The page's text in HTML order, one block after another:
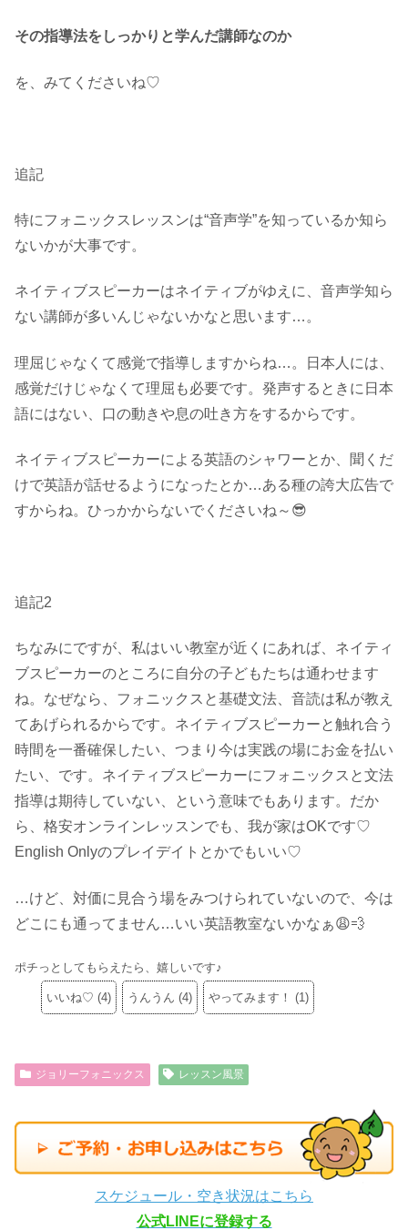
その指導法をしっかりと学んだ講師なのか
を、みてくださいね♡
追記
特にフォニックスレッスンは“音声学”を知っているか知ら
ないかが大事です。
ネイティブスピーカーはネイティブがゆえに、音声学知ら
ない講師が多いんじゃないかなと思います…。
理屈じゃなくて感覚で指導しますからね…。日本人には、
感覚だけじゃなくて理屈も必要です。発声するときに日本
語にはない、口の動きや息の吐き方をするからです。
ネイティブスピーカーによる英語のシャワーとか、聞くだ
けで英語が話せるようになったとか…ある種の誇大広告で
すからね。ひっかからないでくださいね～😎
追記2
ちなみにですが、私はいい教室が近くにあれば、ネイティ
ブスピーカーのところに自分の子どもたちは通わせます
ね。なぜなら、フォニックスと基礎文法、音読は私が教え
てあげられるからです。ネイティブスピーカーと触れ合う
時間を一番確保したい、つまり今は実践の場にお金を払い
たい、です。ネイティブスピーカーにフォニックスと文法
指導は期待していない、という意味でもあります。だか
ら、格安オンラインレッスンでも、我が家はOKです♡
English Onlyのプレイデイトとかでもいい♡
…けど、対価に見合う場をみつけられていないので、今は
どこにも通ってません…いい英語教室ないかなぁ😩💨
ポチっとしてもらえたら、嬉しいです♪
いいね♡ (4) うんうん (4) やってみます！ (1)
ジョリーフォニックス レッスン風景
スケジュール・空き状況はこちら
公式LINEに登録する